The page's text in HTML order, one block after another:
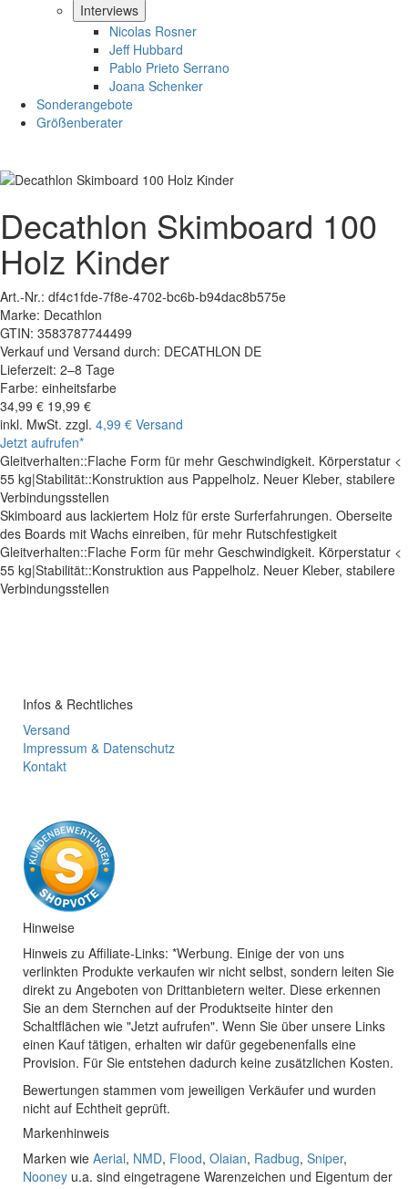
Interviews
Nicolas Rosner
Jeff Hubbard
Pablo Prieto Serrano
Joana Schenker
Sonderangebote
Größenberater
Decathlon Skimboard 100
Holz Kinder
Art.-Nr.: df4c1fde-7f8e-4702-bc6b-b94dac8b575e
Marke: Decathlon
GTIN: 3583787744499
Verkauf und Versand durch: DECATHLON DE
Lieferzeit: 2–8 Tage
Farbe: einheitsfarbe
34,99 € 19,99 €
inkl. MwSt. zzgl. 4,99 € Versand
Jetzt aufrufen*
Gleitverhalten::Flache Form für mehr Geschwindigkeit. Körperstatur <
55 kg|Stabilität::Konstruktion aus Pappelholz. Neuer Kleber, stabilere
Verbindungsstellen
Skimboard aus lackiertem Holz für erste Surferfahrungen. Oberseite
des Boards mit Wachs einreiben, für mehr Rutschfestigkeit
Gleitverhalten::Flache Form für mehr Geschwindigkeit. Körperstatur <
55 kg|Stabilität::Konstruktion aus Pappelholz. Neuer Kleber, stabilere
Verbindungsstellen
Infos & Rechtliches
Versand
Impressum & Datenschutz
Kontakt
Hinweise
Hinweis zu Affiliate-Links: *Werbung. Einige der von uns
verlinkten Produkte verkaufen wir nicht selbst, sondern leiten Sie
direkt zu Angeboten von Drittanbietern weiter. Diese erkennen
Sie an dem Sternchen auf der Produktseite hinter den
Schaltflächen wie "Jetzt aufrufen". Wenn Sie über unsere Links
einen Kauf tätigen, erhalten wir dafür gegebenenfalls eine
Provision. Für Sie entstehen dadurch keine zusätzlichen Kosten.
Bewertungen stammen vom jeweiligen Verkäufer und wurden
nicht auf Echtheit geprüft.
Markenhinweis
Marken wie Aerial, NMD, Flood, Olaian, Radbug, Sniper,
Nooney u.a. sind eingetragene Warenzeichen und Eigentum der